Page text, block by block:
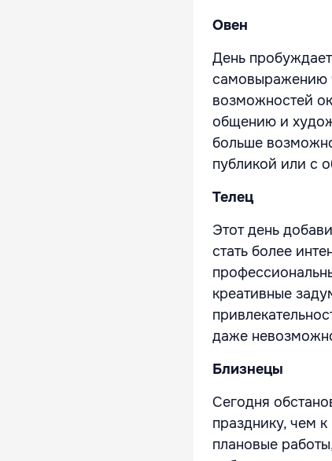
Овен
День
самовыражению
возможностей
общению и
больше
публикой или с
Телец
Этот день
стать более
креативные
даже
Близнецы
Сегодня
празднику, чем
плановые